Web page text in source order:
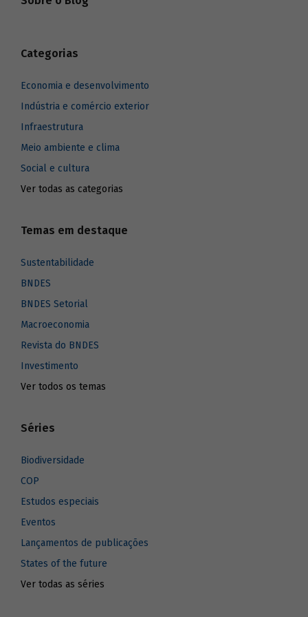
Categorias
Economia e desenvolvimento
Indústria e comércio exterior
Infraestrutura
Meio ambiente e clima
Social e cultura
Ver todas as categorias
Temas em destaque
Sustentabilidade
BNDES
BNDES Setorial
Macroeconomia
Revista do BNDES
Investimento
Ver todos os temas
Séries
Biodiversidade
COP
Estudos especiais
Eventos
Lançamentos de publicações
States of the future
Ver todas as séries